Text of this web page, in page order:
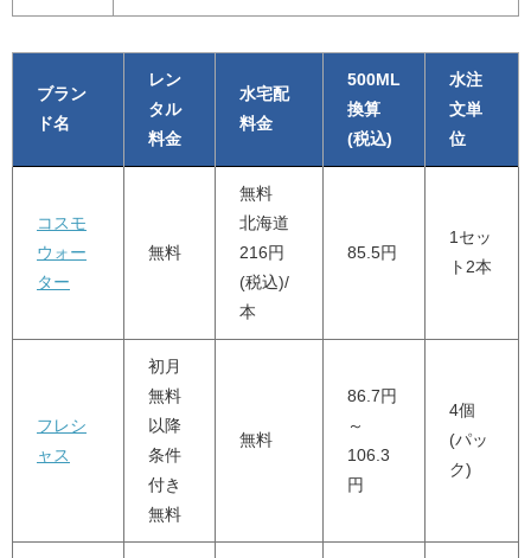
ブラン
ド名
レン
タル
料金
水宅配
料金
500ML
換算
(税込)
水注
文単
位
コスモ
ウォー
ター
無料
無料
北海道
216円
(税込)/
本
85.5円
1セッ
ト2本
フレシ
ャス
初月
無料
以降
条件
付き
無料
無料
86.7円
～
106.3
円
4個
(パッ
ク)